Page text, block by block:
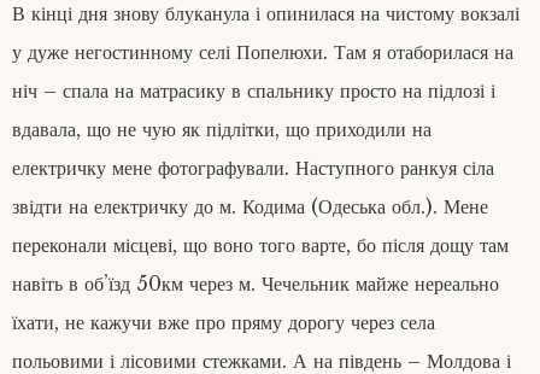
В кінці дня знову блуканула і опинилася на чистому вокзалі
у дуже негостинному селі Попелюхи. Там я отаборилася на
ніч – спала на матрасику в спальнику просто на підлозі і
вдавала, що не чую як підлітки, що приходили на
електричку мене фотографували. Наступного ранкуя сіла
звідти на електричку до м. Кодима (Одеська обл.). Мене
переконали місцеві, що воно того варте, бо після дощу там
навіть в об’їзд 50км через м. Чечельник майже нереально
їхати, не кажучи вже про пряму дорогу через села
польовими і лісовими стежками. А на південь – Молдова і